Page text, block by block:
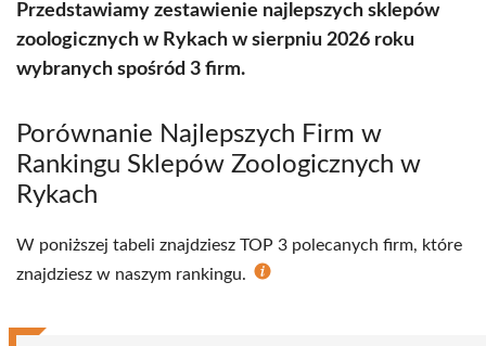
Przedstawiamy zestawienie najlepszych sklepów
zoologicznych w Rykach w sierpniu 2026 roku
wybranych spośród 3 firm.
Porównanie Najlepszych Firm w
Rankingu Sklepów Zoologicznych w
Rykach
W poniższej tabeli znajdziesz TOP 3 polecanych firm, które
znajdziesz w naszym rankingu.